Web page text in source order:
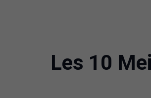
Les 10